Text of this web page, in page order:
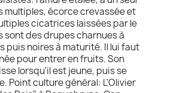
multiples, écorce crevassée et
cicatrices laissées par le
sont des drupes charnues à
puis noires à maturité. Il lui faut
pour entrer en fruits. Son
lorsqu'il est jeune, puis se
Point culture général: L'Olivier